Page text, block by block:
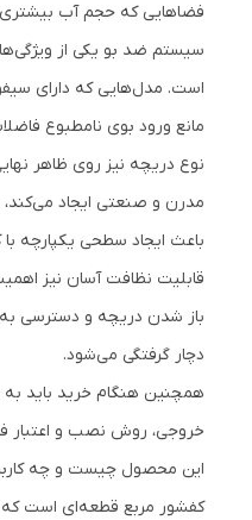
فضاهایی که حجم آب بیشتری
سیستم ضد بو یکی از
است. مدل‌هایی که دارای
مانع ورود بوی نامطبوع
نوع دریچه نیز روی ظاهر
مدرن و صنعتی ایجاد
باعث ایجاد سطحی یکپارچه
قابلیت نظافت آسان نیز
باز شدن دریچه و دسترسی به
دچار گرفتگی می‌شود.
همچنین هنگام خرید باید به
خروجی، روش نصب و اعتبار
این محصول چیست و چه
کفشور مربع قطعه‌ای است